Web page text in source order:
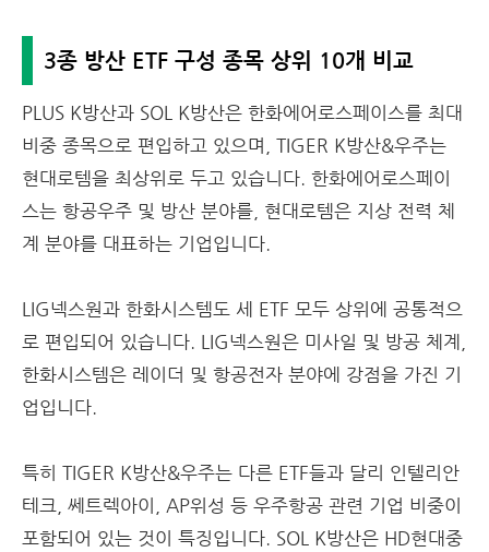
3종 방산 ETF 구성 종목 상위 10개 비교
PLUS K방산과 SOL K방산은 한화에어로스페이스를 최대
비중 종목으로 편입하고 있으며, TIGER K방산&우주는
현대로템을 최상위로 두고 있습니다. 한화에어로스페이
스는 항공우주 및 방산 분야를, 현대로템은 지상 전력 체
계 분야를 대표하는 기업입니다.
LIG넥스원과 한화시스템도 세 ETF 모두 상위에 공통적으
로 편입되어 있습니다. LIG넥스원은 미사일 및 방공 체계,
한화시스템은 레이더 및 항공전자 분야에 강점을 가진 기
업입니다.
특히 TIGER K방산&우주는 다른 ETF들과 달리 인텔리안
테크, 쎄트렉아이, AP위성 등 우주항공 관련 기업 비중이
포함되어 있는 것이 특징입니다. SOL K방산은 HD현대중